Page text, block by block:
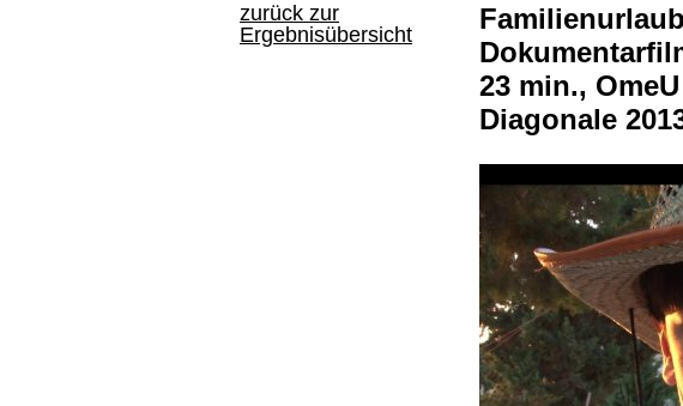
zurück zur
Ergebnisübersicht
Familienurlaub
23 min., OmeU
Diagonale